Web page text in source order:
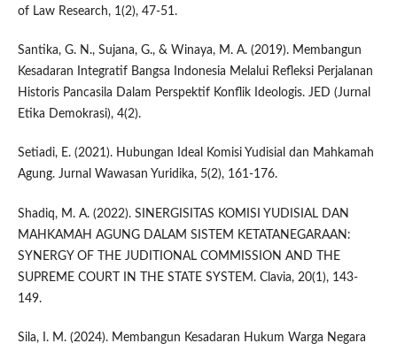
of Law Research, 1(2), 47-51.
Santika, G. N., Sujana, G., & Winaya, M. A. (2019). Membangun
Kesadaran Integratif Bangsa Indonesia Melalui Refleksi Perjalanan
Historis Pancasila Dalam Perspektif Konflik Ideologis. JED (Jurnal
Etika Demokrasi), 4(2).
Setiadi, E. (2021). Hubungan Ideal Komisi Yudisial dan Mahkamah
Agung. Jurnal Wawasan Yuridika, 5(2), 161-176.
Shadiq, M. A. (2022). SINERGISITAS KOMISI YUDISIAL DAN
MAHKAMAH AGUNG DALAM SISTEM KETATANEGARAAN:
SYNERGY OF THE JUDITIONAL COMMISSION AND THE
SUPREME COURT IN THE STATE SYSTEM. Clavia, 20(1), 143-
149.
Sila, I. M. (2024). Membangun Kesadaran Hukum Warga Negara